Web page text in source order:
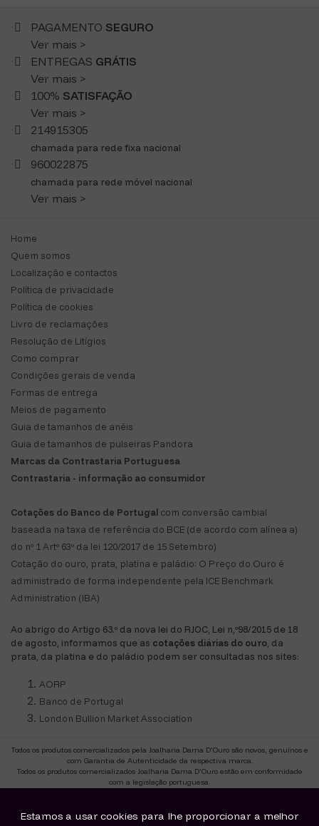
PAGAMENTO SEGURO
Ver mais >
ENTREGAS GRÁTIS
Ver mais >
100% SATISFAÇÃO
Ver mais >
214915305
chamada para rede fixa nacional
960022875
chamada para rede móvel nacional
Ver mais >
Home
Quem somos
Localização e contactos
Política de privacidade
Política de cookies
Livro de reclamações
Resolução de Litígios
Como comprar
Condições gerais de venda
Formas de entrega
Meios de pagamento
Guia de tamanhos de anéis
Guia de tamanhos de pulseiras Pandora
Marcas da Contrastaria Portuguesa
Contrastaria - informação ao consumidor
Cotações do Banco de Portugal com conversão cambial
baseada na taxa de referência do BCE (de acordo com alínea a)
do nº 1 Artº 63º da lei 120/2017 de 15 Setembro)
Cotação do ouro, prata, platina e paládio: O Preço do Ouro é
administrado de forma independente pela ICE Benchmark
Administration (IBA)
Ao abrigo do Artigo 63.º da nova lei do RJOC, Lei n,º98/2015 de 18
de agosto, informamos que as cotações diárias do ouro, da
prata, da platina e do paládio podem ser consultadas nos sites:
AORP
Banco de Portugal
London Bullion Market Association
Todos os produtos comercializados pela Joalharia Dama D'Ouro são novos, genuínos e
com Garantia de Autenticidade da respectiva marca.
Todos os produtos comercializados Joalharia Dama D'Ouro estão em conformidade
com a legislação portuguesa.
Estamos a usar cookies para lhe proporcionar a melhor